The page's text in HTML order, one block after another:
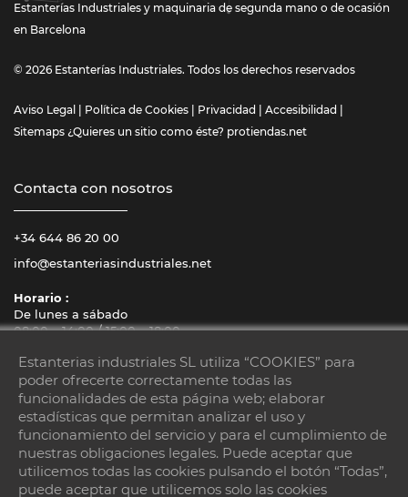
Estanterías Industriales y maquinaria de segunda mano o de ocasión
en Barcelona
© 2026 Estanterías Industriales. Todos los derechos reservados
Aviso Legal Política de Cookies Privacidad Accesibilidad
Sitemaps ¿Quieres un sitio como éste? protiendas.net
Contacta con nosotros
+34 644 86 20 00
info@estanteriasindustriales.net
Horario :
De lunes a sábado
08:00 – 14:00 / 15:00 – 18:00
Visítanos
Estanterias industriales SL utiliza “COOKIES” para
poder ofrecerte correctamente todas las
funcionalidades de esta página web; elaborar
estadísticas que permitan analizar el uso y
funcionamiento del servicio y para el cumplimiento de
nuestras obligaciones legales. Puede aceptar que
utilicemos todas las cookies pulsando el botón “Todas”,
puede aceptar que utilicemos solo las cookies